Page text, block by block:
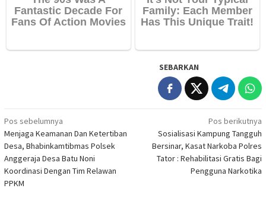
SEBARKAN
Navigasi
pos
Pos sebelumnya
Menjaga Keamanan Dan Ketertiban
Desa, Bhabinkamtibmas Polsek
Anggeraja Desa Batu Noni
Koordinasi Dengan Tim Relawan
PPKM
Pos berikutnya
Sosialisasi Kampung Tangguh
Bersinar, Kasat Narkoba Polres
Tator : Rehabilitasi Gratis Bagi
Pengguna Narkotika